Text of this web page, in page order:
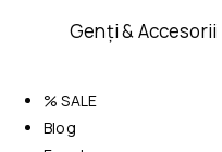
Genți & Accesorii
% SALE
Blog